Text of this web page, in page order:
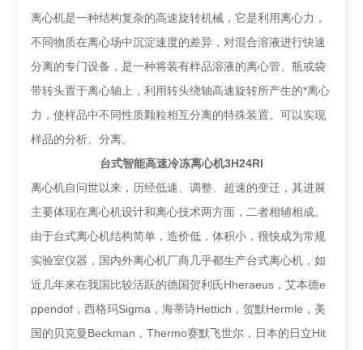
离心机是一种结构复杂的高速旋转机械，它是利用离心力，
不同物质在离心场中沉淀速度的差异，对混合溶液进行快速
分离的专门设备，是一种将装有样品溶液的离心管、瓶或袋
带转头置于离心轴上，利用转头绕轴高速旋转所产生的*离心
力，使样品中不同性质颗粒相互分离的特殊装置。可以实现
样品的分析、分离。
台式智能高速冷冻离心机3H24RI
离心机自问世以来，历经低速、调整、超速的变迁，其进展
主要体现在离心机设计和离心技术两方面，二者相辅相成。
由于台式离心机结构简单，造价低，体积小，很快成为常规
实验室仪器，国内外离心机厂商几乎都生产台式离心机，如
近几年来在我国比较活跃的德国贺利氏Hheraeus，艾本德e
ppendof，西格玛Sigma，海蒂诗Hettich，贺默Hermle，美
国的贝克曼Beckman，Thermo赛默飞世尔，日本的日立Hit